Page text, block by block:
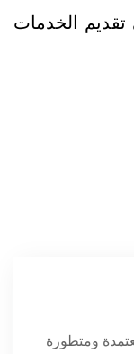
تقديم الخدمات
ومتطورة